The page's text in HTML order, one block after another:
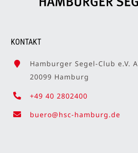
KONTAKT
Hamburger Segel-Club e.V.
20099 Hamburg
+49 40 2802400
buero@hsc-hamburg.de